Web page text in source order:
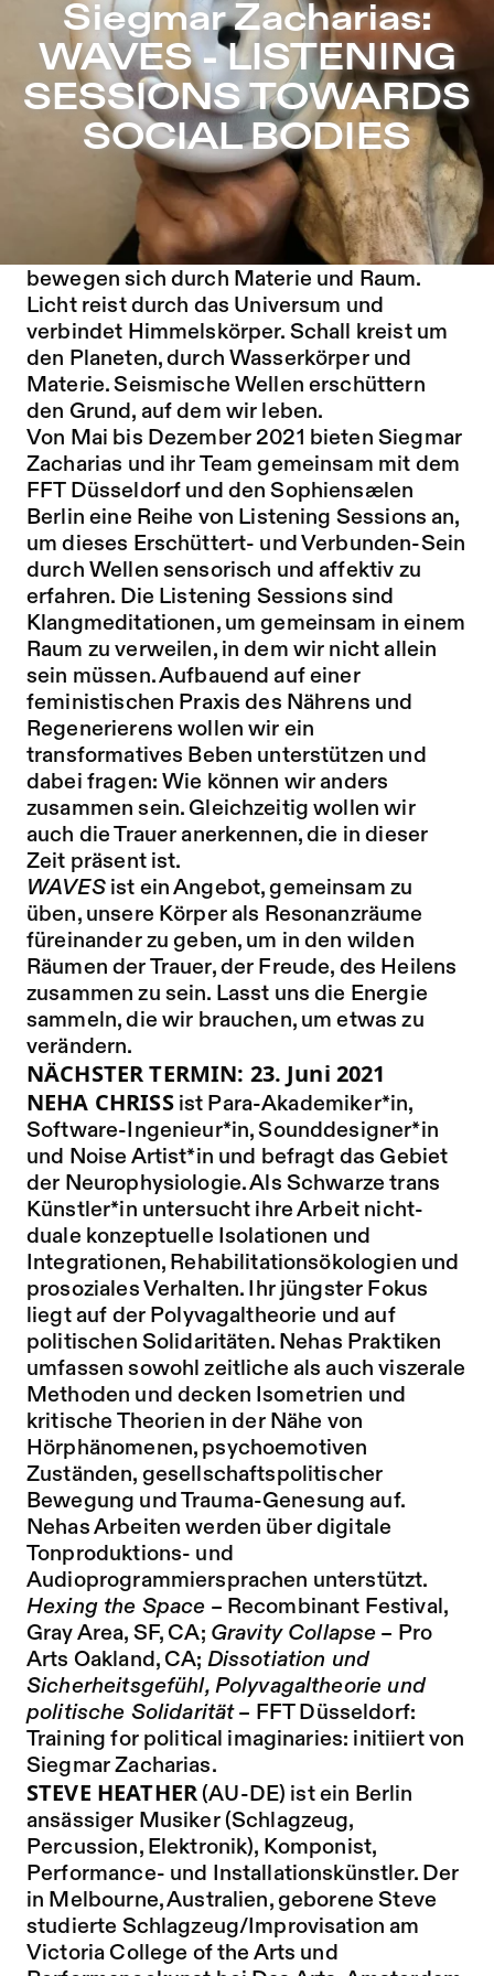
Zu Programm springen
Zu Aktuelles springen
Zu Seiten springen
Siegmar Zacharias: WAVES - LISTENING SESSIONS
Siegmar Zacharias:
WAVES - LISTENING
SESSIONS TOWARDS
SOCIAL BODIES
Eine Welle ist eine Störung, die Energie von
einem Ort zum anderen bewegt. Wellen
bewegen sich durch Materie und Raum.
Licht reist durch das Universum und
verbindet Himmelskörper. Schall kreist um
den Planeten, durch Wasserkörper und
Materie. Seismische Wellen erschüttern
den Grund, auf dem wir leben.
Von Mai bis Dezember 2021 bieten Siegmar
Zacharias und ihr Team gemeinsam mit dem
FFT Düsseldorf und den Sophiensælen
Berlin eine Reihe von Listening Sessions an,
um dieses Erschüttert- und Verbunden-Sein
durch Wellen sensorisch und affektiv zu
erfahren. Die Listening Sessions sind
Klangmeditationen, um gemeinsam in einem
Raum zu verweilen, in dem wir nicht allein
sein müssen. Aufbauend auf einer
feministischen Praxis des Nährens und
Regenerierens wollen wir ein
transformatives Beben unterstützen und
dabei fragen: Wie können wir anders
zusammen sein. Gleichzeitig wollen wir
auch die Trauer anerkennen, die in dieser
Zeit präsent ist.
WAVESist ein Angebot, gemeinsam zu
üben, unsere Körper als Resonanzräume
füreinander zu geben, um in den wilden
Räumen der Trauer, der Freude, des Heilens
zusammen zu sein. Lasst uns die Energie
sammeln, die wir brauchen, um etwas zu
verändern.
NÄCHSTER TERMIN: 23. Juni 2021
NEHA CHRISSist Para-Akademiker*in,
Software-Ingenieur*in, Sounddesigner*in
und Noise Artist*in und befragt das Gebiet
der Neurophysiologie. Als Schwarze trans
Künstler*in untersucht ihre Arbeit nicht-
duale konzeptuelle Isolationen und
Integrationen, Rehabilitationsökologien und
prosoziales Verhalten. Ihr jüngster Fokus
liegt auf der Polyvagaltheorie und auf
politischen Solidaritäten. Nehas Praktiken
umfassen sowohl zeitliche als auch viszerale
Methoden und decken Isometrien und
kritische Theorien in der Nähe von
Hörphänomenen, psychoemotiven
Zuständen, gesellschaftspolitischer
Bewegung und Trauma-Genesung auf.
Nehas Arbeiten werden über digitale
Tonproduktions- und
Audioprogrammiersprachen unterstützt.
Hexing the Space – Recombinant Festival,
Gray Area, SF, CA; Gravity Collapse – Pro
Arts Oakland, CA; Dissotiation und
Sicherheitsgefühl, Polyvagaltheorie und
politische Solidarität– FFT Düsseldorf:
Training for political imaginaries: initiiert von
Siegmar Zacharias.
STEVE HEATHER(AU-DE) ist ein Berlin
ansässiger Musiker (Schlagzeug,
Percussion, Elektronik), Komponist,
Performance- und Installationskünstler. Der
in Melbourne, Australien, geborene Steve
studierte Schlagzeug/Improvisation am
Victoria College of the Arts und